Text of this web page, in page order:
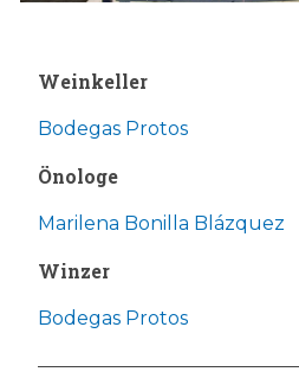
Weinkeller
Bodegas Protos
Önologe
Marilena Bonilla Blázquez
Winzer
Bodegas Protos